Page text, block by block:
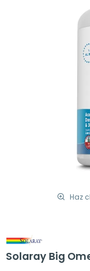
Haz
Solaray Big